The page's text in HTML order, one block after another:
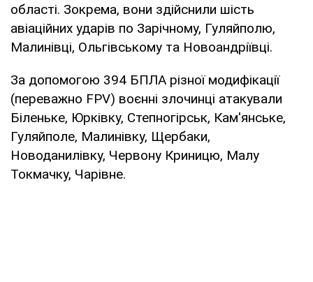
області. Зокрема, вони здійснили шість
авіаційних ударів по Зарічному, Гуляйполю,
Малинівці, Ольгівському та Новоандріївці.
За допомогою 394 БПЛА різної модифікації
(переважно FPV) воєнні злочинці атакували
Біленьке, Юрківку, Степногірськ, Кам'янське,
Гуляйполе, Малинівку, Щербаки,
Новоданилівку, Червону Криницю, Малу
Токмачку, Чарівне.